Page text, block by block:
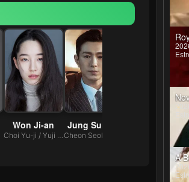
Won Ji-an
Choi Yu-ji / Yuji Ikeda
Jung Sung-il
A